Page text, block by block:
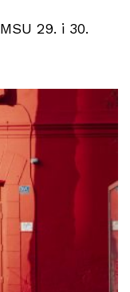
29. i 30.